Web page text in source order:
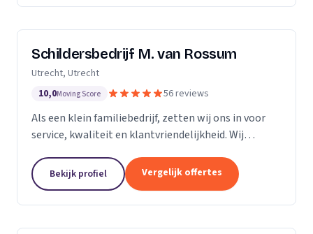
Schildersbedrijf M. van Rossum
Utrecht, Utrecht
10,0Moving Score 56 reviews
Als een klein familiebedrijf, zetten wij ons in voor
service, kwaliteit en klantvriendelijkheid. Wij
eigenaren als zakelijke klanten. Onze...
Bekijk profiel Vergelijk offertes